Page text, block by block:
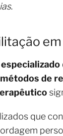
.
métodos de
que